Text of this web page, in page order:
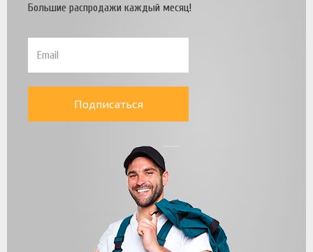
Большие распродажи каждый месяц!
Подписаться